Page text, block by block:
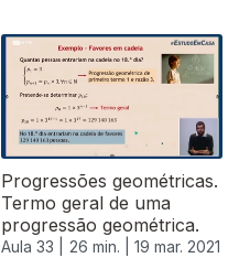
Progressões geométricas.
Termo geral de uma
progressão geométrica.
Aula 33 | 26 min. | 19 mar. 2021